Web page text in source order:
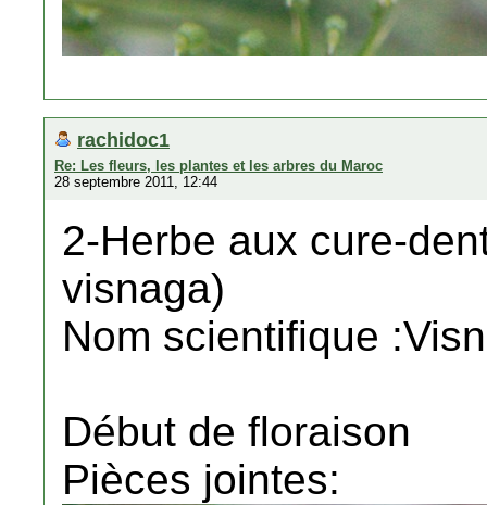
rachidoc1
Re: Les fleurs, les plantes et les arbres du Maroc
28 septembre 2011, 12:44
2-Herbe aux cure-
visnaga)
Nom scientifique
Début de floraison
Pièces jointes: